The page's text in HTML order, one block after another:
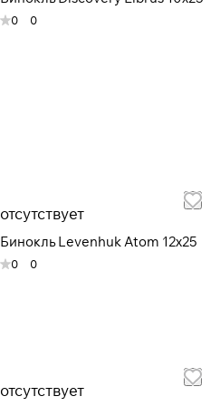
0 0
отсутствует
Бинокль Levenhuk Atom 12x25
0 0
отсутствует